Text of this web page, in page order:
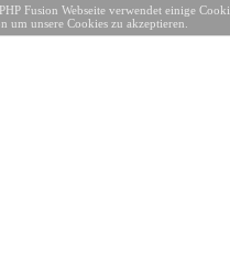
Fusion Webseite verwendet einige
um unsere Cookies zu akzeptieren.